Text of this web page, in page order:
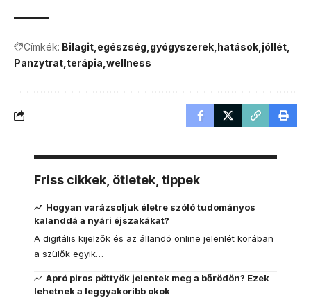
Címkék: Bilagit egészség gyógyszerek hatások jóllét
Panzytrat terápia wellness
Friss cikkek, ötletek, tippek
Hogyan varázsoljuk életre szóló tudományos
kalanddá a nyári éjszakákat?
A digitális kijelzők és az állandó online jelenlét korában
a szülők egyik…
Apró piros pöttyök jelentek meg a bőrödön? Ezek
lehetnek a leggyakoribb okok